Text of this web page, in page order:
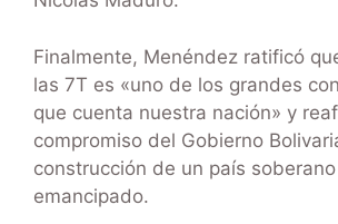
Finalmente, Menéndez ratificó
las 7T es «uno de los grandes
que cuenta nuestra nación» y
compromiso del Gobierno
construcción de un país
emancipado.